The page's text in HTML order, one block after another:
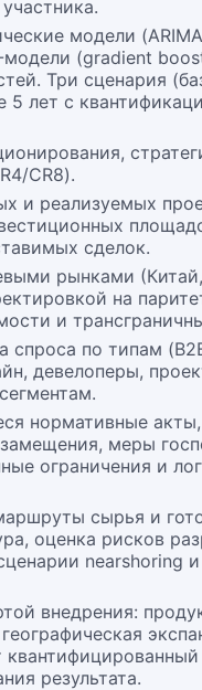
модели
(gradient
Три сценария
5 лет с
CR8).
и реализуемых
сделок.
рынками
на
и
спроса по типам
девелоперы,
нормативные
меры
ограничения и
сырья и
оценка рисков
nearshoring и
внедрения:
результата.